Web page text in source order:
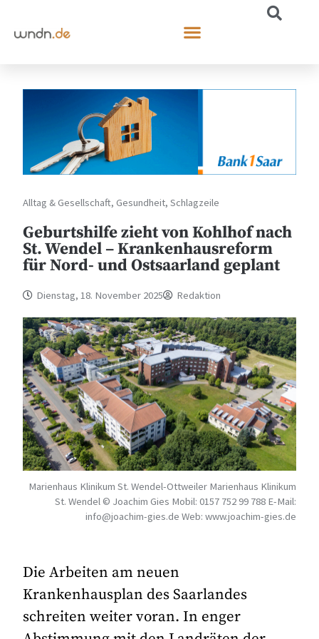
Alltag & Gesellschaft,Gesundheit,Schlagzeile
Geburtshilfe zieht von Kohlhof nach
St. Wendel – Krankenhausreform
für Nord- und Ostsaarland geplant
Dienstag, 18. November 2025 Redaktion
Marienhaus Klinikum St. Wendel-Ottweiler Marienhaus Klinikum
St. Wendel © Joachim Gies Mobil: 0157 752 99 788 E-Mail:
info@joachim-gies.de Web: www.joachim-gies.de
Die Arbeiten am neuen
Krankenhausplan des Saarlandes
schreiten weiter voran. In enger